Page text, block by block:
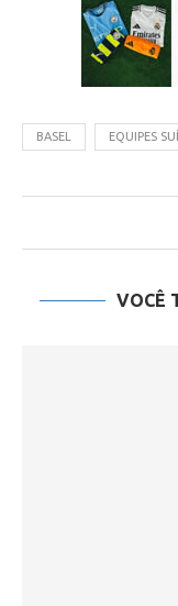
BASEL EQUIPES
VOCÊ